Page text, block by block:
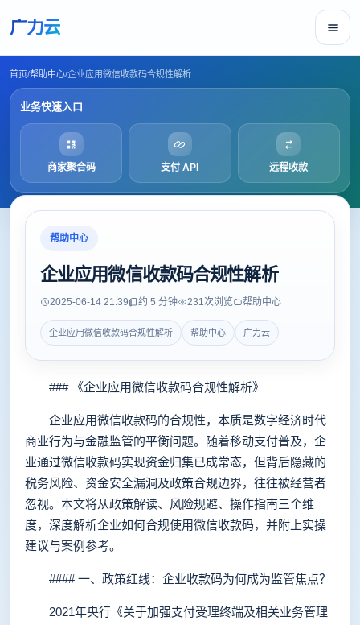
广力云
首页/帮助中心/企业应用微信收款码合规性解析
业务快速入口
商家聚合码 支付 API 远程收款
帮助中心
企业应用微信收款码合规性解析
2025-06-14 21:39 约 5 分钟 231次浏览 帮助中心
企业应用微信收款码合规性解析 帮助中心 广力云
### 《企业应用微信收款码合规性解析》
企业应用微信收款码的合规性，本质是数字经济时代
商业行为与金融监管的平衡问题。随着移动支付普及，企
业通过微信收款码实现资金归集已成常态，但背后隐藏的
税务风险、资金安全漏洞及政策合规边界，往往被经营者
忽视。本文将从政策解读、风险规避、操作指南三个维
度，深度解析企业如何合规使用微信收款码，并附上实操
建议与案例参考。
#### 一、政策红线：企业收款码为何成为监管焦点？
2021年央行《关于加强支付受理终端及相关业务管理